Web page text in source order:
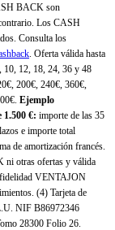
BACK son
Los CASH
Consulta los
. Oferta válida hasta
10, 12, 18, 24, 36 y 48
200€, 240€, 360€,
Ejemplo
1.500 €: importe de las 35
e importe total
de amortización francés.
ni otras ofertas y válida
fidelidad VENTAJON
(4) Tarjeta de
NIF B86972346
28300 Folio 26.